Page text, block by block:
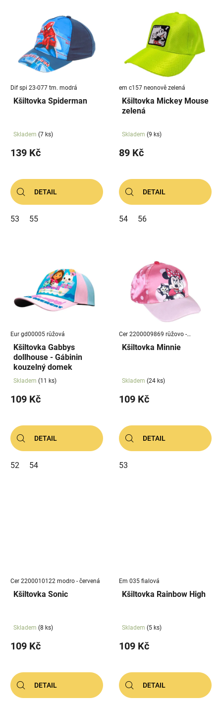
Dif spi 23-077 tm. modrá
Kšiltovka Spiderman
Skladem (7 ks)
139 Kč
DETAIL
53 55
em c157 neonově zelená
Kšiltovka Mickey Mouse
zelená
Skladem (9 ks)
89 Kč
DETAIL
54 56
Eur gd00005 růžová
Kšiltovka Gabbys
dollhouse - Gábinin
kouzelný domek
Skladem (11 ks)
109 Kč
DETAIL
52 54
Cer 2200009869 růžovo -
Kšiltovka Minnie
Skladem (24 ks)
109 Kč
DETAIL
53
Cer 2200010122 modro - červená
Kšiltovka Sonic
Skladem (8 ks)
109 Kč
DETAIL
Em 035 fialová
Kšiltovka Rainbow High
Skladem (5 ks)
109 Kč
DETAIL